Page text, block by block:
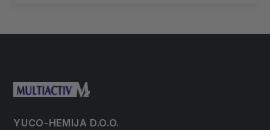
YUCO-HEMIJA D.O.O.